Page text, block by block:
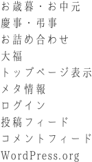
お歳暮・お中元
慶事・弔事
お詰め合わせ
大福
トップページ表示
メタ情報
ログイン
投稿フィード
コメントフィード
WordPress.org